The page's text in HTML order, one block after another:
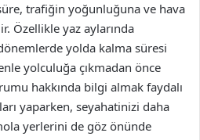
trafiğin yoğunluğuna ve hava
Özellikle yaz aylarında
yolda kalma süresi
yolculuğa çıkmadan önce
hakkında bilgi almak faydalı
yaparken, seyahatinizi daha
yerlerini de göz önünde